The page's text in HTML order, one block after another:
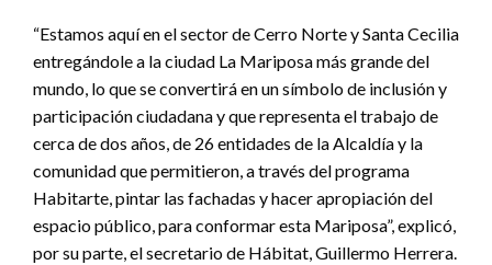
“Estamos aquí en el sector de Cerro Norte y Santa Cecilia
entregándole a la ciudad La Mariposa más grande del
mundo, lo que se convertirá en un símbolo de inclusión y
participación ciudadana y que representa el trabajo de
cerca de dos años, de 26 entidades de la Alcaldía y la
comunidad que permitieron, a través del programa
Habitarte, pintar las fachadas y hacer apropiación del
espacio público, para conformar esta Mariposa”, explicó,
por su parte, el secretario de Hábitat, Guillermo Herrera.